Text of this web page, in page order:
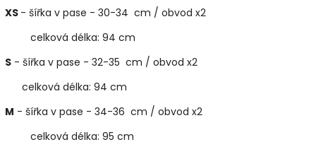
XS - šířka v pase - 30-34 cm / obvod x2
celková délka: 94 cm
S - šířka v pase - 32-35 cm / obvod x2
celková délka: 94 cm
M - šířka v pase - 34-36 cm / obvod x2
celková délka: 95 cm